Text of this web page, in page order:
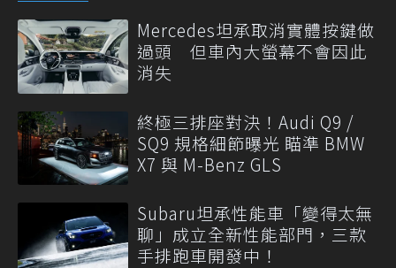
Mercedes坦承取消實體按鍵做
過頭 但車內大螢幕不會因此
消失
終極三排座對決！Audi Q9 /
SQ9 規格細節曝光 瞄準 BMW
X7 與 M-Benz GLS
Subaru坦承性能車「變得太無
聊」成立全新性能部門，三款
手排跑車開發中！